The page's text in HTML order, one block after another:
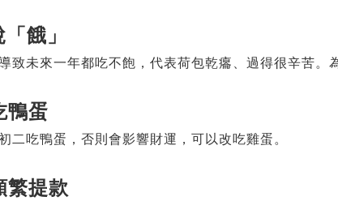
餓」
致未來一年都吃不飽，代表荷包乾癟、過得很辛苦。
鴨蛋
二吃鴨蛋，否則會影響財運，可以改吃雞蛋。
繁提款